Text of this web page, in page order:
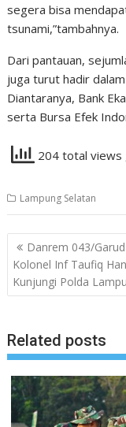
segera bisa
tsunami,”tambahnya.
Dari pantauan,
juga turut hadir
Diantaranya, Bank
serta Bursa Efek
204 total views
Lampung Selatan
Navigasi
pos
Danrem 043/
Kolonel Inf Taufiq
Kunjungi Polda
Related posts